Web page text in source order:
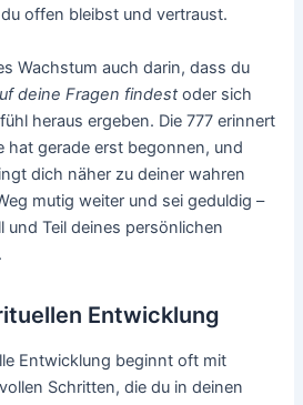
offen bleibst und vertraust.
Wachstum auch darin, dass du
deine Fragen findestoder sich
heraus ergeben. Die 777 erinnert
hat gerade erst begonnen, und
dich näher zu deiner wahren
mutig weiter und sei geduldig –
und Teil deines persönlichen
Entwicklung
Entwicklung beginnt oft mit
Schritten, die du in deinen